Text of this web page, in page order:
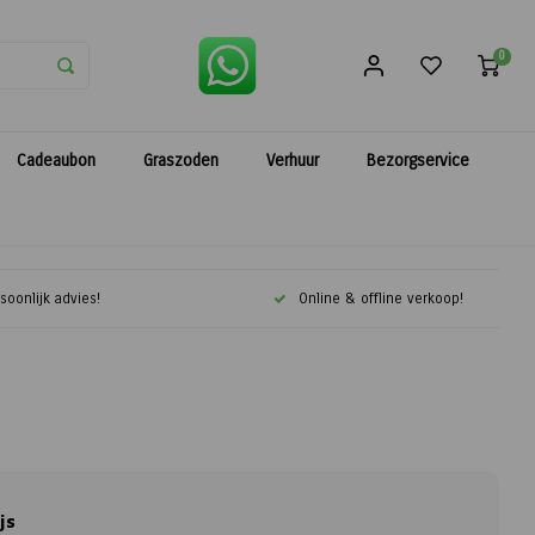
0
Cadeaubon Graszoden Verhuur Bezorgservice
advies! Online & offline verkoop!